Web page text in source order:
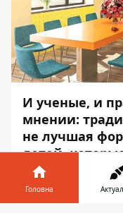
И ученые, и
мнении:
не лучшая
детей,
попечения
выпускники
выходят во
Головна